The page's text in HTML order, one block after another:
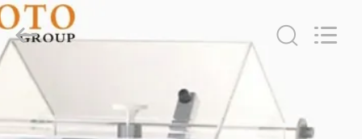
HUIS
BOTO
GROUP
LTD.
Rights
Reserved.